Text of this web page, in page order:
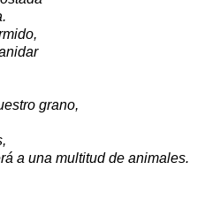
grano,
a una multitud de animales.